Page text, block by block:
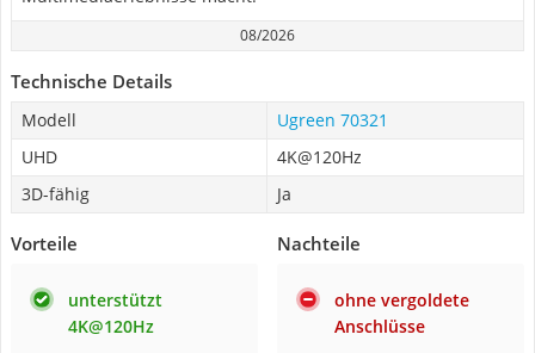
08/2026
Technische Details
Modell
Ugreen 70321
UHD
4K@120Hz
3D-fähig
Ja
Vorteile
unterstützt
4K@120Hz
Nachteile
ohne vergoldete
Anschlüsse